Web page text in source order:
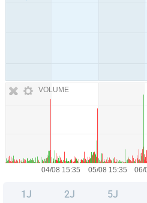
VOLUME
1J 2J 5J